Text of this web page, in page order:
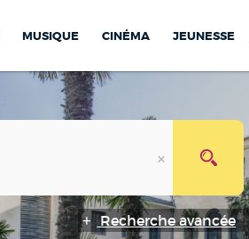
MUSIQUE CINÉMA JEUNESSE
Recherche avancée